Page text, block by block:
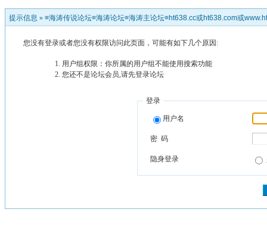
提示信息 » ≡海涛传说论坛≡海涛论坛≡海涛主论坛≡ht638.cc或ht638.com或
您没有登录或者您没有权限访问此页面，可能有如下几个原因:
用户组权限：你所属的用户组不能使用搜索功能
您还不是论坛会员,请先登录论坛
登录
用户名
密 码
隐身登录